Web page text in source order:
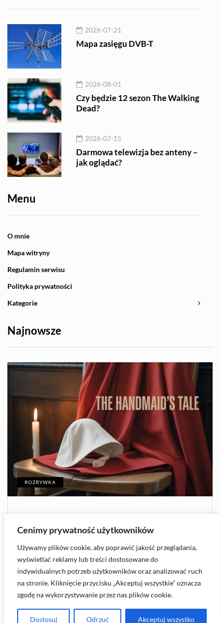
Cenimy prywatność użytkowników
Używamy plików cookie, aby poprawić jakość przeglądania,
wyświetlać reklamy lub treści dostosowane do
indywidualnych potrzeb użytkowników oraz analizować ruch
na stronie. Kliknięcie przycisku „Akceptuj wszystkie” oznacza
zgodę na wykorzystywanie przez nas plików cookie.
Dostosuj Odrzuć Akceptuj wszystko
2026-07-21
Mapa zasięgu DVB-T
2026-08-01
Czy będzie 12 sezon The Walking
Dead?
2026-07-15
Darmowa telewizja bez anteny –
jak oglądać?
Menu
O mnie
Mapa witryny
Regulamin serwisu
Polityka prywatności
Kategorie
Najnowsze
ROZRYWKA
Opowieść podręcznej – Ile sezonów
ma serial?
Skontaktuj się ze mną nakontakt@dvbt2.pl